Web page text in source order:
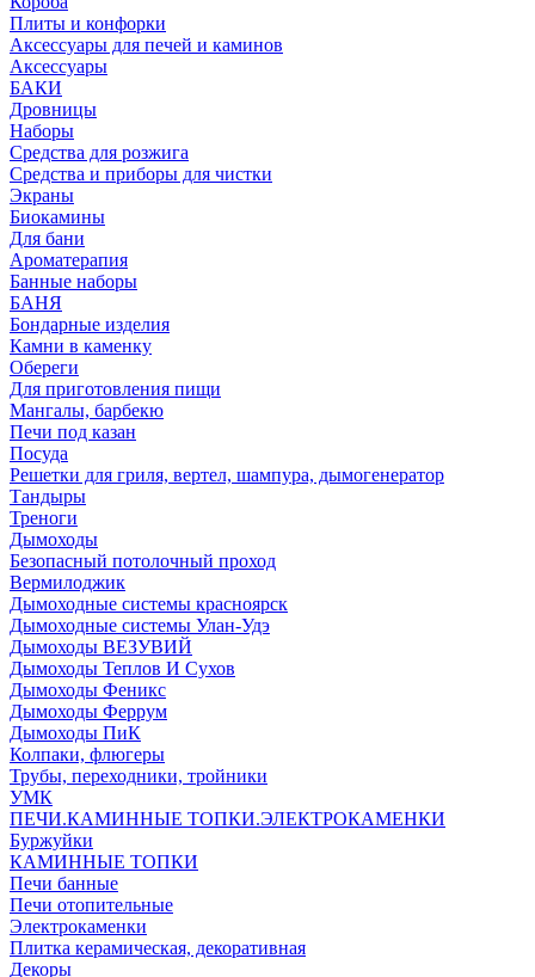
Плиты и конфорки
Аксессуары для печей и каминов
Аксессуары
БАКИ
Дровницы
Наборы
Средства для розжига
Средства и приборы для чистки
Экраны
Биокамины
Для бани
Ароматерапия
Банные наборы
БАНЯ
Бондарные изделия
Камни в каменку
Обереги
Для приготовления пищи
Мангалы, барбекю
Печи под казан
Посуда
Решетки для гриля, вертел, шампура, дымогенератор
Тандыры
Треноги
Дымоходы
Безопасный потолочный проход
Вермилоджик
Дымоходные системы красноярск
Дымоходные системы Улан-Удэ
Дымоходы ВЕЗУВИЙ
Дымоходы Теплов И Сухов
Дымоходы Феникс
Дымоходы Феррум
Дымоходы ПиК
Колпаки, флюгеры
Трубы, переходники, тройники
УМК
ПЕЧИ.КАМИННЫЕ ТОПКИ.ЭЛЕКТРОКАМЕНКИ
Буржуйки
КАМИННЫЕ ТОПКИ
Печи банные
Печи отопительные
Электрокаменки
Плитка керамическая, декоративная
Декоры